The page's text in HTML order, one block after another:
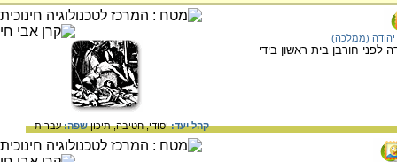
יהודה (ממלכה)
חורבן בית ראשון בידי
קהל יעד:יסודי,חטיבה,תיכוןשפה:עברית